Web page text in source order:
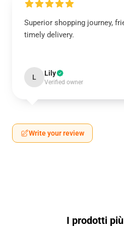
Superior shopping journey,
timely delivery.
L Lily
Verified owner
Write your review
I prodotti